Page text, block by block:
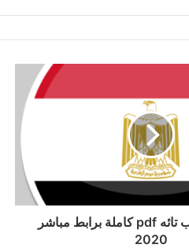
تحميل رواية حب تائه pdf كاملة برابط مباشر
2020